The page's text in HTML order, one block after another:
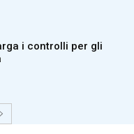
i controlli per gli